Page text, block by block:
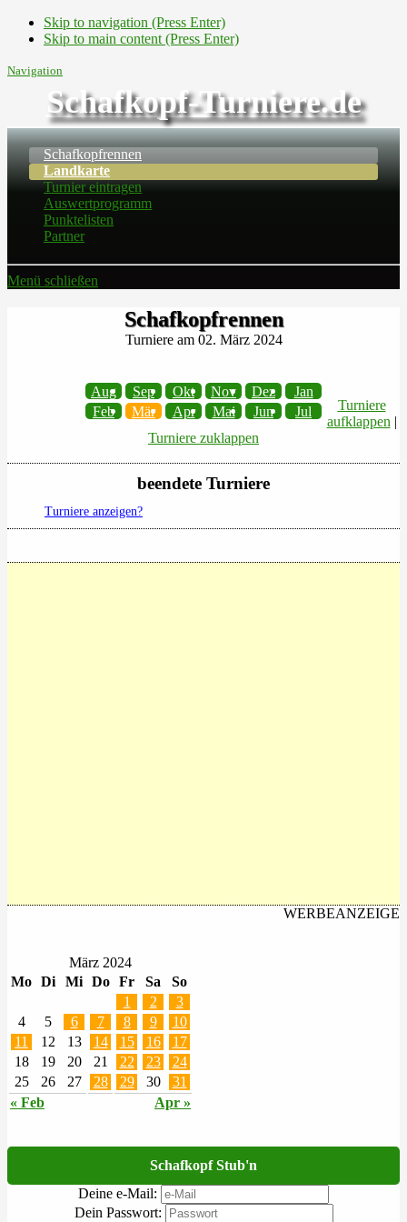
Skip to navigation (Press Enter)
Skip to main content (Press Enter)
Navigation
Schafkopf-Turniere.de
Schafkopfrennen
Landkarte
Turnier eintragen
Auswertprogramm
Punktelisten
Partner
Menü schließen
Schafkopfrennen
Turniere am 02. März 2024
Aug Sep Okt Nov Dez
Jan
Feb
Mär Apr Mai Jun Jul
Turniere
aufklappen |
Turniere zuklappen
beendete Turniere
Turniere anzeigen?
WERBEANZEIGE
März 2024
Mo Di Mi Do Fr Sa So
« Feb Apr »
1 2
3
4
5 6 7 8 9
10
11
12 13 14 15 16
17
18
19 20 21 22 23
24
25
26 27 28 29 30 31
Schafkopf Stub'n
Deine e-Mail:
Dein Passwort: